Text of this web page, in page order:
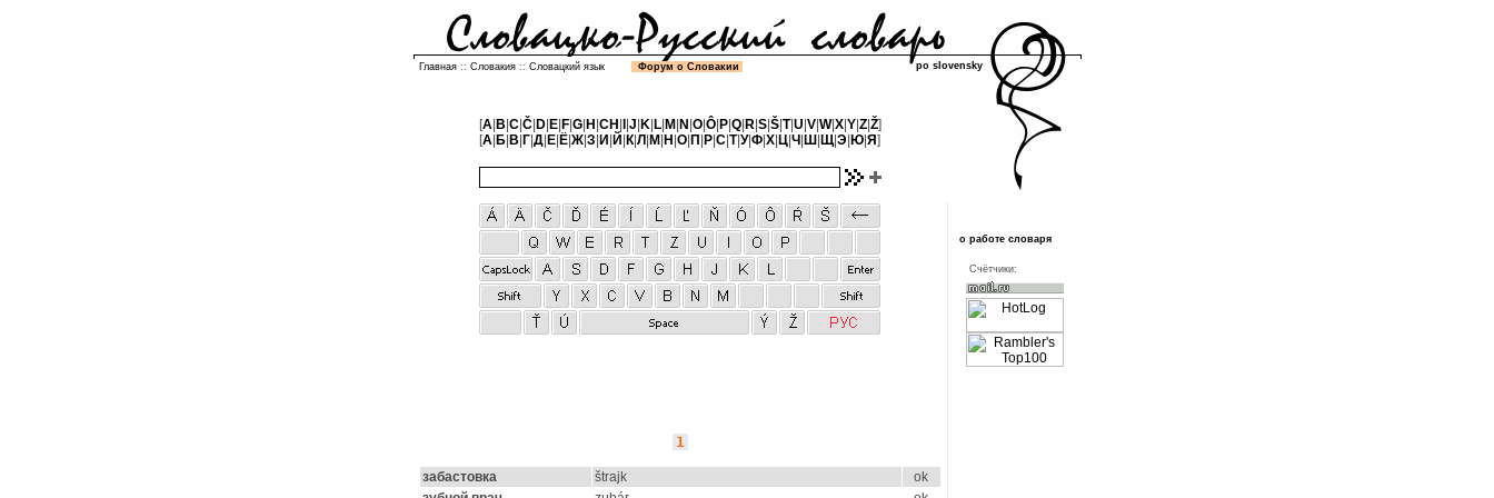
Главная :: Словакия :: Словацкий язык Форум о Словакии po slovensky
[A| B C| Č| D| E| F| G| H CH J K| L| M N O| Ô| P| Q| R| S| Š| T|U V| W|X| Y| Z| Ž]
[А Б В Г Д Е Ё Ж З И Й К|Л М Н О П Р С Т|У|Ф Х Ц Ч Ш Щ|Э Ю Я ]
1
забастовка štrajk
ok
о работе словаря
Cчётчики: